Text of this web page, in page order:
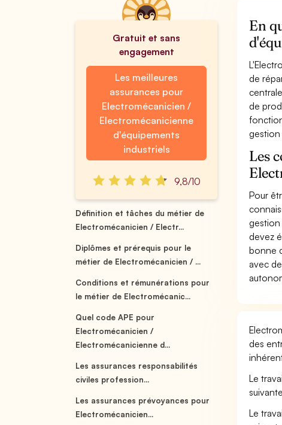
Gratuit et sans
engagement
Les meilleures
assurances pour
Electromécanicien /
Electromécanicienne
d'équipements
industriels
9,8/10
Définition et tâches du métier de
Electromécanicien / Electr...
Diplômes et prérequis pour le
métier de Electromécanicien / ...
Conditions et rémunérations pour
le métier de Electromécanic...
Quel code APE pour
Electromécanicien /
Electromécanicienne d...
Les assurances responsabilités
civiles profession...
Les assurances prévoyances pour
Electromécanicien...
En
de
de
Les
Pour
gestion
devez
bonne
avec
des
Le
Le